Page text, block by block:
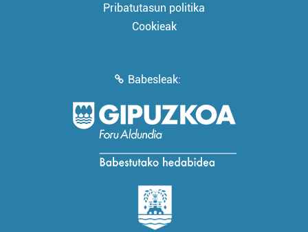
Pribatutasun politika
Cookieak
Babesleak: